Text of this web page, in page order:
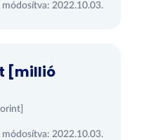
módosítva: 2022.10.03.
[millió
módosítva: 2022.10.03.